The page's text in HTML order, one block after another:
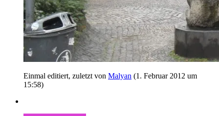
Einmal editiert, zuletzt von Malyan (1. Februar 2012 um
15:58)